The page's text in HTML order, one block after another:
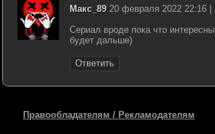
Макс_8920 февраля 2022 22:16 |
Сериал вроде пока что
будет дальше)
Ответить
Правообладателям / Рекламодателям